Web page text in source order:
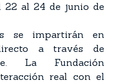
22 al 24 de junio de
se impartirán en
a través de
La Fundación
real con el